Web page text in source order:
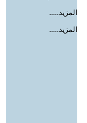
المزيد.....
المزيد.....